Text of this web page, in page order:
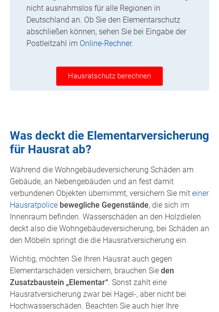
nicht ausnahmslos für alle Regionen in
Deutschland an. Ob Sie den Elementarschutz
abschließen können, sehen Sie bei Eingabe der
Postleitzahl im Online-Rechner.
Hausratschutz berechnen
Was deckt die Elementarversicherung
für Hausrat ab?
Während die Wohngebäudeversicherung Schäden am
Gebäude, an Nebengebäuden und an fest damit
verbundenen Objekten übernimmt, versichern Sie mit einer
Hausratpolice bewegliche Gegenstände, die sich im
Innenraum befinden. Wasserschäden an den Holzdielen
deckt also die Wohngebäudeversicherung, bei Schäden an
den Möbeln springt die die Hausratversicherung ein.
Wichtig, möchten Sie Ihren Hausrat auch gegen
Elementarschäden versichern, brauchen Sie den
Zusatzbaustein „Elementar“. Sonst zahlt eine
Hausratversicherung zwar bei Hagel-, aber nicht bei
Hochwasserschäden. Beachten Sie auch hier Ihre